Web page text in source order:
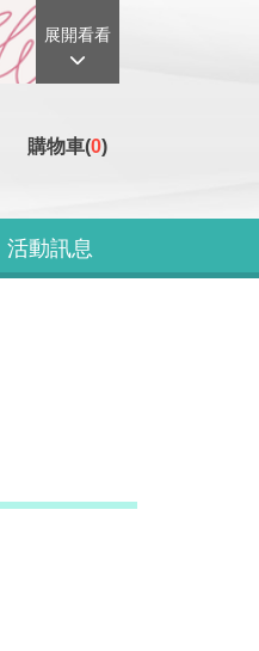
展開看看
購物車(0)
活動訊息